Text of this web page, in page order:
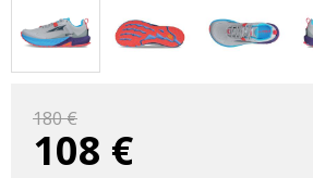
180 €
108 €